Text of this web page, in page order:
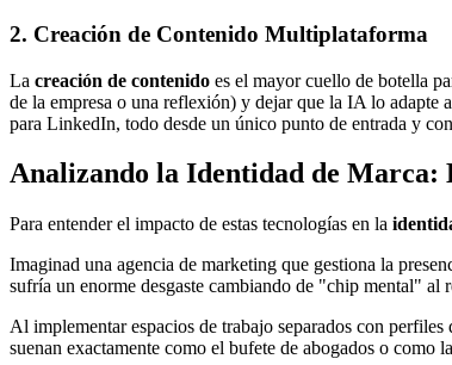
2. Creación de Contenido Multiplataforma
La creación de contenido es el mayor cuello de botella
de la empresa o una reflexión) y dejar que la IA lo
para LinkedIn, todo desde un único punto de entrada y
Analizando la Identidad de Marca:
Para entender el impacto de estas tecnologías en la
Imaginad una agencia de marketing que gestiona la
sufría un enorme desgaste cambiando de "chip mental" al
Al implementar espacios de trabajo separados con
suenan exactamente como el bufete de abogados o